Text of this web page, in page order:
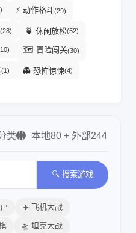
⚡ 动作格斗(29)
(28) 🍵 休闲放松(52)
🗺️ 冒险闯关(30)
(1) 👻 恐怖惊悚(4)
类 本地80 + 外部244
🔍 搜索游戏
✈️ 飞机大战
🛸 坦克大战